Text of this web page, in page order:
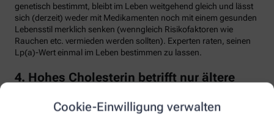
Cookie-Einwilligung verwalten
genetisch bestimmt, bleibt im Leben weitgehend gleich und lässt
sich (derzeit) weder mit Medikamenten noch mit einem gesunden
Lebensstil merklich senken (wenngleich Risikofaktoren wie
Rauchen etc. vermieden werden sollten). Experten raten, seinen
Lp(a)-Wert einmal im Leben bestimmen zu lassen.
4. Hohes Cholesterin betrifft nur ältere
Falsch. Zwar steigt das Risiko für erhöhte Cholesterinwerte mit